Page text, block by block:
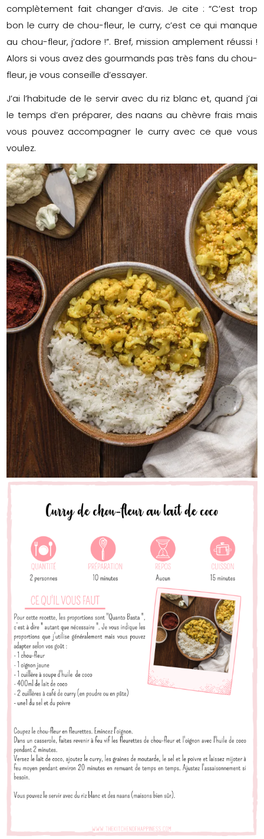
complètement fait changer d’avis. Je cite : “C’est trop
bon le curry de chou-fleur, le curry, c’est ce qui manque
au chou-fleur, j’adore !”. Bref, mission amplement réussi !
Alors si vous avez des gourmands pas très fans du chou-
fleur, je vous conseille d’essayer.
J’ai l’habitude de le servir avec du riz blanc et, quand j’ai
le temps d’en préparer, des naans au chèvre frais mais
vous pouvez accompagner le curry avec ce que vous
voulez.